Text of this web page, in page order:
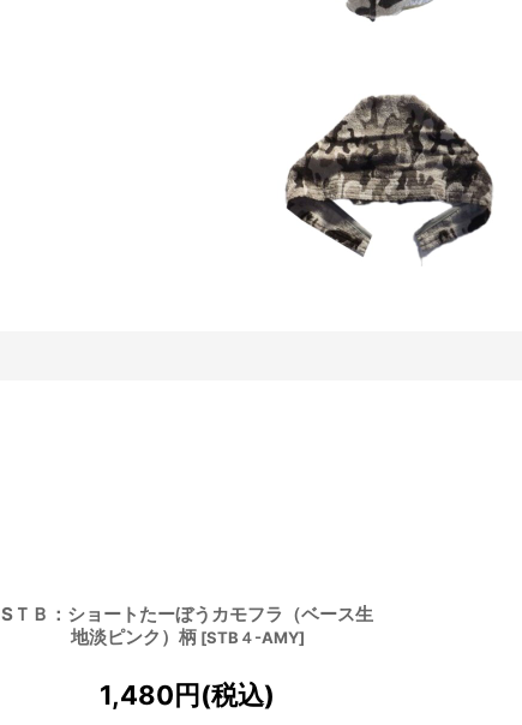
SＴＢ：ショートたーぼうカモフラ（ベース生
地淡ピンク）柄 [STB４-AMY]
1,480円(税込)